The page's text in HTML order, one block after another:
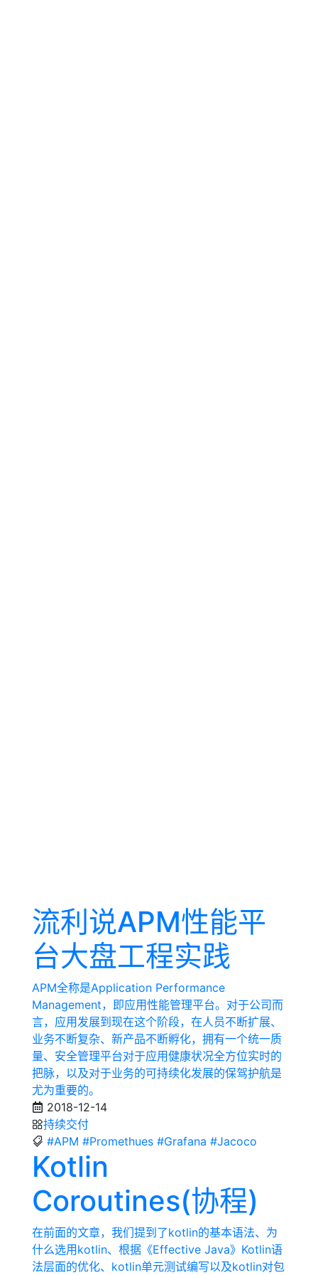
流利说APM性能平
台大盘工程实践
APM全称是Application Performance
Management，即应用性能管理平台。对于公司而
言，应用发展到现在这个阶段，在人员不断扩展、
业务不断复杂、新产品不断孵化，拥有一个统一质
量、安全管理平台对于应用健康状况全方位实时的
把脉，以及对于业务的可持续化发展的保驾护航是
尤为重要的。
2018-12-14
持续交付
#APM #Promethues #Grafana #Jacoco
Kotlin
Coroutines(协程)
在前面的文章，我们提到了kotlin的基本语法、为
什么选用kotlin、根据《Effective Java》Kotlin语
法层面的优化、kotlin单元测试编写以及kotlin对包